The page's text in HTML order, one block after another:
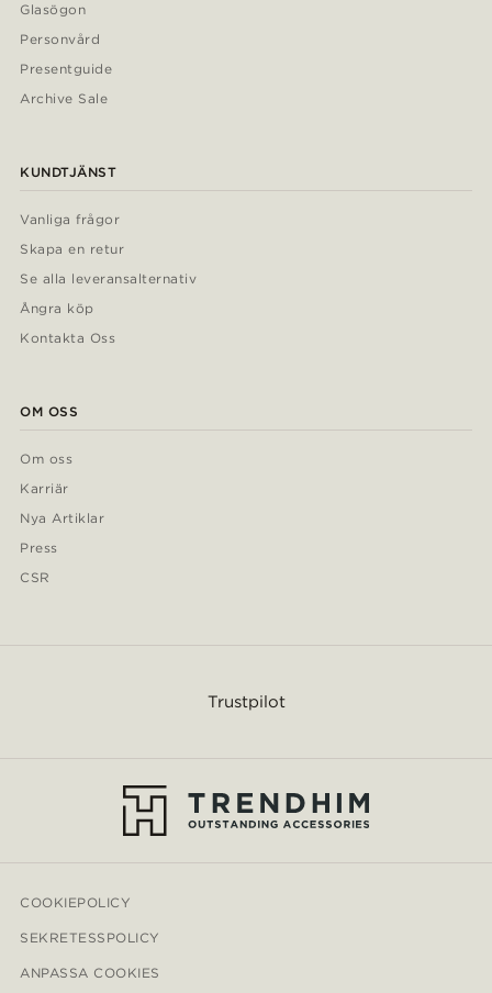
Glasögon
Personvård
Presentguide
Archive Sale
KUNDTJÄNST
Vanliga frågor
Skapa en retur
Se alla leveransalternativ
Ångra köp
Kontakta Oss
OM OSS
Om oss
Karriär
Nya Artiklar
Press
CSR
Trustpilot
COOKIEPOLICY
SEKRETESSPOLICY
ANPASSA COOKIES